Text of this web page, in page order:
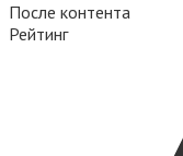
После контента
Рейтинг